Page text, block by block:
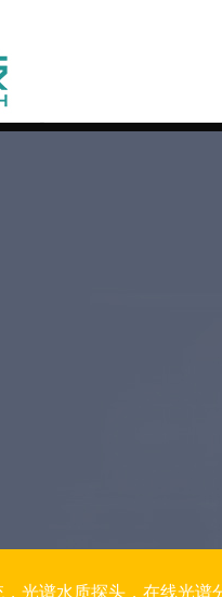
探头，在线光谱分析，高光谱相机，量子效